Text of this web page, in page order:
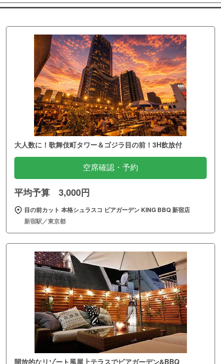
大人数に！歌舞伎町タワー＆ゴジラ目の前！3H飲放付
空席確認・予約
平均予算 3,000円
目の前カット 本格シュラスコ ビアガーデン KING BBQ 新宿店
新宿駅／東京都
開放的なリゾート風屋上テラスでビアガーデン&BBQ